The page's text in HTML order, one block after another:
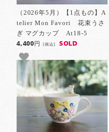
（2026年5月）【1点もの】A
telier Mon Favori 花束うさ
ぎ マグカップ At18-5
4,400円[税込] SOLD